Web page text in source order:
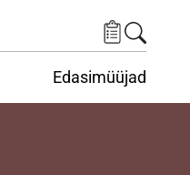
Edasimüüjad